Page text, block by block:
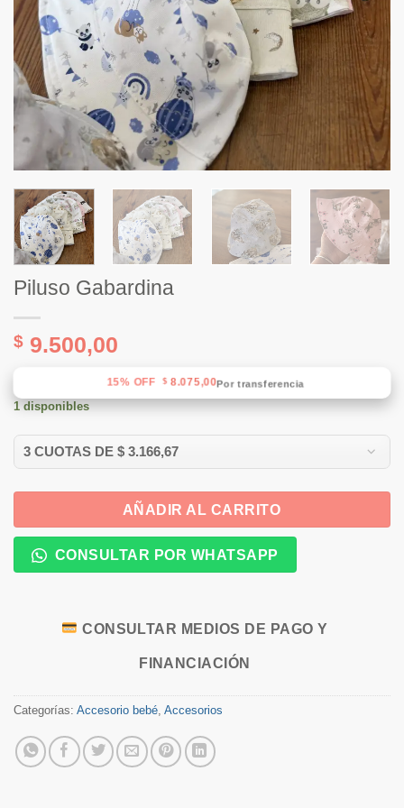
Piluso Gabardina
$ 9.500,00
15% OFF $ 8.075,00Por transferencia
1 disponibles
AÑADIR AL CARRITO
CONSULTAR POR WHATSAPP
CONSULTAR MEDIOS DE PAGO Y
FINANCIACIÓN
Categorías: Accesorio bebé Accesorios